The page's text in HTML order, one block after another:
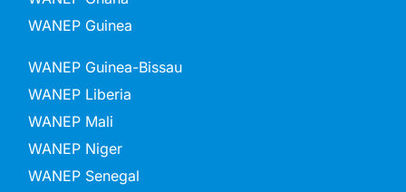
WANEP Guinea
WANEP Guinea-Bissau
WANEP Liberia
WANEP Mali
WANEP Niger
WANEP Senegal